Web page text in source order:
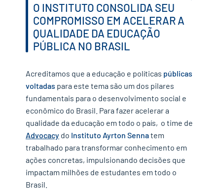
mobilização para acelerar a qualidade da educação
compromisso com o futuro
O INSTITUTO CONSOLIDA SEU
COMPROMISSO EM ACELERAR A
QUALIDADE DA EDUCAÇÃO
PÚBLICA NO BRASIL
Acreditamos que a educação e políticas públicas
voltadas para este tema são um dos pilares
fundamentais para o desenvolvimento social e
econômico do Brasil. Para fazer acelerar a
qualidade da educação em todo o país, o time de
Advocacy do Instituto Ayrton Sennatem
trabalhado para transformar conhecimento em
ações concretas, impulsionando decisões que
impactam milhões de estudantes em todo o
Brasil.